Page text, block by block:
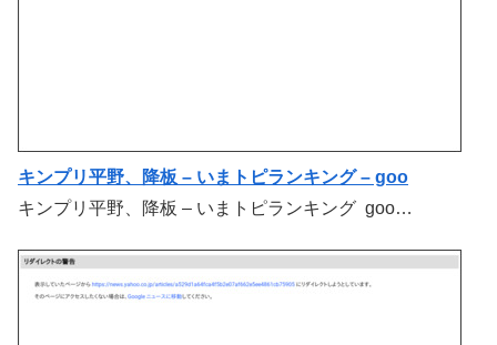
キンプリ平野、降板 – いまトピランキング – goo
キンプリ平野、降板 – いまトピランキング goo…